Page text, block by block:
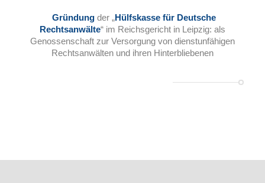
Gründung der „Hülfskasse für Deutsche
Rechtsanwälte“ im Reichsgericht in Leipzig: als
Genossenschaft zur Versorgung von dienstunfähigen
Rechtsanwälten und ihren Hinterbliebenen